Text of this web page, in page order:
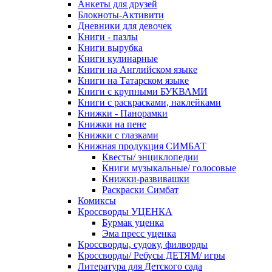
Анкеты для друзей
Блокноты-Активити
Дневники для девочек
Книги - пазлы
Книги вырубка
Книги кулинарные
Книги на Английском языке
Книги на Татарском языке
Книги с крупными БУКВАМИ
Книги с раскрасками, наклейками
Книжки - Панорамки
Книжки на пене
Книжки с глазками
Книжная продукция СИМБАТ
Квесты/ энциклопедии
Книги музыкальные/ голосовые
Книжки-развивашки
Раскраски Симбат
Комиксы
Кроссворды УЦЕНКА
Бурмак уценка
Эма пресс уценка
Кроссворды, судоку, филворды
Кроссворды/ Ребусы ДЕТЯМ/ игры
Литература для Детского сада